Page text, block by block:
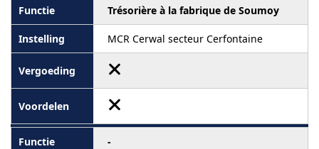
Trésorière à la fabrique de Soumoy
MCR Cerwal secteur Cerfontaine
-